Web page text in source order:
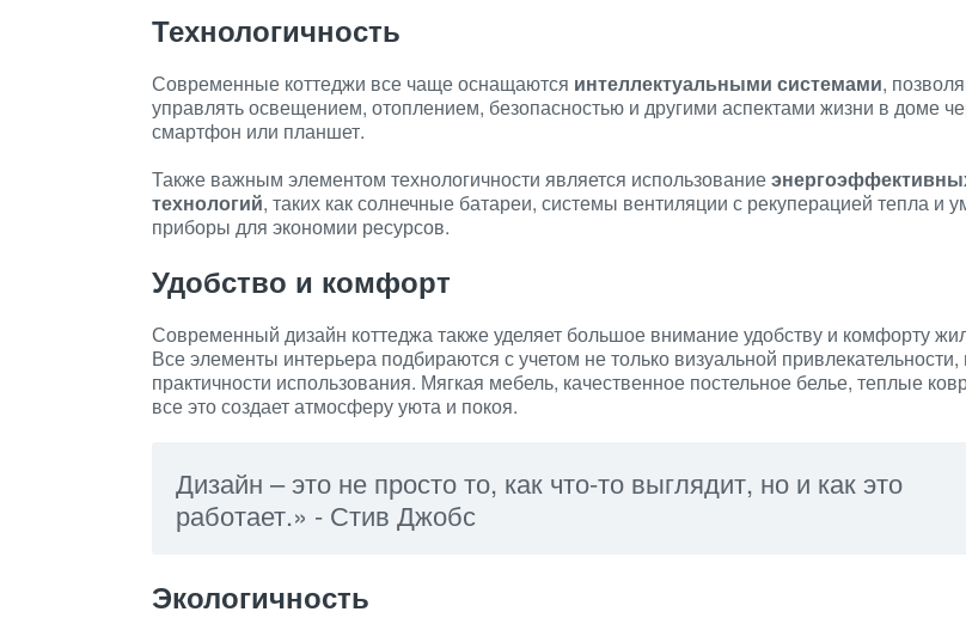
Технологичность
Современные коттеджи все чаще оснащаются интеллектуальными системами,
управлять освещением, отоплением, безопасностью и другими аспектами жизни в доме
смартфон или планшет.
Также важным элементом технологичности является использование
технологий, таких как солнечные батареи, системы вентиляции с рекуперацией тепла и
приборы для экономии ресурсов.
Удобство и комфорт
Современный дизайн коттеджа также уделяет большое внимание удобству и комфорту
Все элементы интерьера подбираются с учетом не только визуальной привлекательности,
практичности использования. Мягкая мебель, качественное постельное белье, теплые
все это создает атмосферу уюта и покоя.
Дизайн – это не просто то, как что-то выглядит, но и как это
работает.» - Стив Джобс
Экологичность